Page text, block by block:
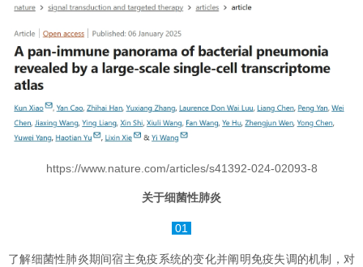
https://www.nature.com/articles/s41392-024-02093-8
关于细菌性肺炎
01
了解细菌性肺炎期间宿主免疫系统的变化并阐明免疫失调的机制，对